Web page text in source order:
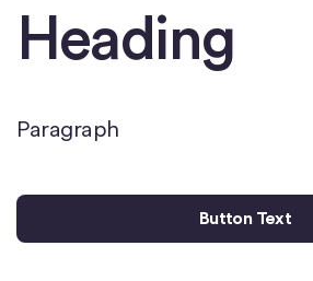
Heading
Paragraph
Button Text